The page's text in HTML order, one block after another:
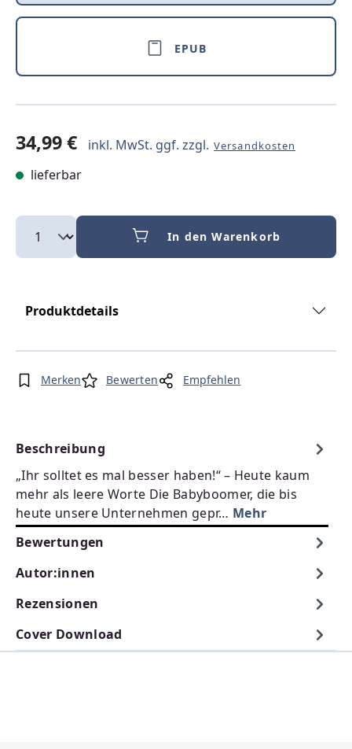
EPUB
34,99 € inkl. MwSt. ggf. zzgl. Versandkosten
lieferbar
In den Warenkorb
Produktdetails
Merken Bewerten Empfehlen
Beschreibung
„Ihr solltet es mal besser haben!“ – Heute kaum
mehr als leere Worte Die Babyboomer, die bis
heute unsere Unternehmen gepr… Mehr
Bewertungen
Autor:innen
Rezensionen
Cover Download